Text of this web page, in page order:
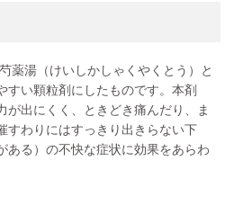
薬湯（けいしかしゃくやくとう）と
すい顆粒剤にしたものです。本剤
が出にくく、ときどき痛んだり、ま
すわりにはすっきり出きらない下
ある）の不快な症状に効果をあらわ